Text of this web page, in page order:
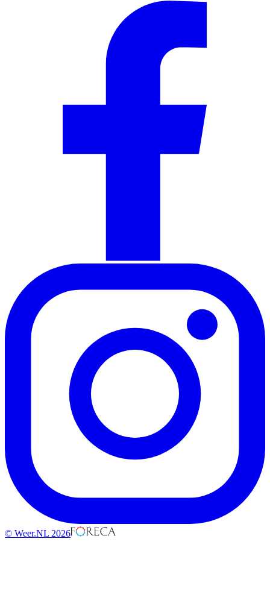
© Weer.NL 2026